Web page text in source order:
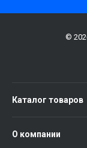
©
Каталог товаров
О компании